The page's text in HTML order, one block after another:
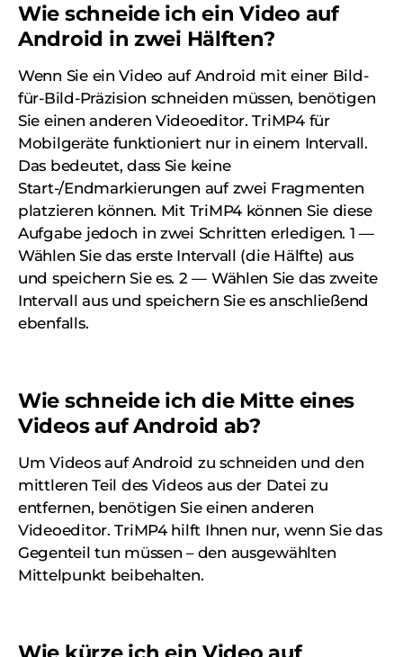
Wie schneide ich ein Video auf
Android in zwei Hälften?
Wenn Sie ein Video auf Android mit einer Bild-
für-Bild-Präzision schneiden müssen, benötigen
Sie einen anderen Videoeditor. TriMP4 für
Mobilgeräte funktioniert nur in einem Intervall.
Das bedeutet, dass Sie keine
Start-/Endmarkierungen auf zwei Fragmenten
platzieren können. Mit TriMP4 können Sie diese
Aufgabe jedoch in zwei Schritten erledigen. 1 —
Wählen Sie das erste Intervall (die Hälfte) aus
und speichern Sie es. 2 — Wählen Sie das zweite
Intervall aus und speichern Sie es anschließend
ebenfalls.
Wie schneide ich die Mitte eines
Videos auf Android ab?
Um Videos auf Android zu schneiden und den
mittleren Teil des Videos aus der Datei zu
entfernen, benötigen Sie einen anderen
Videoeditor. TriMP4 hilft Ihnen nur, wenn Sie das
Gegenteil tun müssen – den ausgewählten
Mittelpunkt beibehalten.